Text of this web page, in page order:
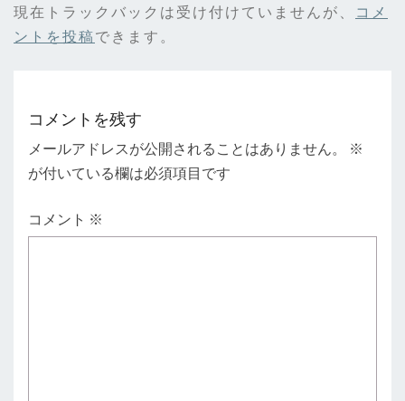
現在トラックバックは受け付けていませんが、 コメ
ントを投稿できます。
コメントを残す
メールアドレスが公開されることはありません。
※
が付いている欄は必須項目です
コメント ※